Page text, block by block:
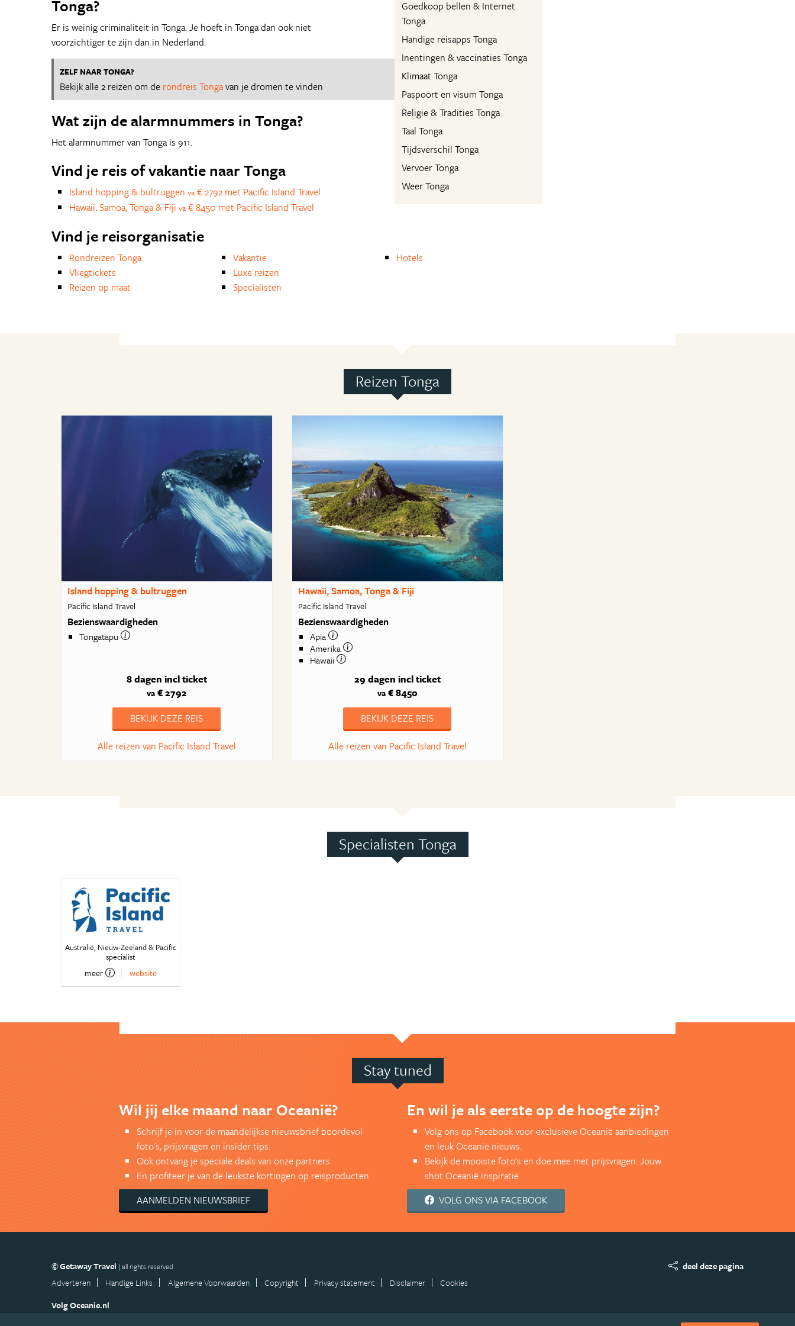
Goedkoop bellen & Internet
Tonga
Handige reisapps Tonga
Inentingen & vaccinaties Tonga
Klimaat Tonga
Paspoort en visum Tonga
Religie & Tradities Tonga
Taal Tonga
Tijdsverschil Tonga
Vervoer Tonga
Weer Tonga
Tonga?
Er is weinig criminaliteit in Tonga. Je hoeft in Tonga dan ook niet
voorzichtiger te zijn dan in Nederland.
ZELF NAAR TONGA?
Bekijk alle 2 reizen om de rondreis Tongavan je dromen te vinden
Wat zijn de alarmnummers in Tonga?
Het alarmnummer van Tonga is 911.
Vind je reis of vakantie naar Tonga
Island hopping & bultruggen va € 2792 met Pacific Island Travel
Hawaii, Samoa, Tonga & Fiji va € 8450 met Pacific Island Travel
Vind je reisorganisatie
Rondreizen Tonga
Vliegtickets
Reizen op maat
Vakantie
Luxe reizen
Specialisten
Hotels
Reizen Tonga
Island hopping & bultruggen
Pacific Island Travel
Bezienswaardigheden
Tongatapu
8 dagen incl ticket
va€ 2792
BEKIJK DEZE REIS
Alle reizen van Pacific Island Travel
Hawaii, Samoa, Tonga & Fiji
Pacific Island Travel
Bezienswaardigheden
Apia
Amerika
Hawaii
29 dagen incl ticket
va€ 8450
BEKIJK DEZE REIS
Alle reizen van Pacific Island Travel
Specialisten Tonga
Australië, Nieuw-Zeeland & Pacific
specialist
meer website
Stay tuned
Wil jij elke maand naar Oceanië?
Schrijf je in voor de maandelijkse nieuwsbrief boordevol
foto's, prijsvragen en insider tips.
Ook ontvang je speciale deals van onze partners.
En profiteer je van de leukste kortingen op reisproducten.
AANMELDEN NIEUWSBRIEF
En wil je als eerste op de hoogte zijn?
Volg ons op Facebook voor exclusieve Oceanië aanbiedingen
en leuk Oceanië nieuws.
Bekijk de mooiste foto's en doe mee met prijsvragen. Jouw
shot Oceanië inspiratie.
VOLG ONS VIA FACEBOOK
deel deze pagina
© Getaway Travel | all rights reserved
Adverteren Handige Links Algemene Voorwaarden Copyright Privacy statement Disclaimer
Cookies
Volg Oceanie.nl